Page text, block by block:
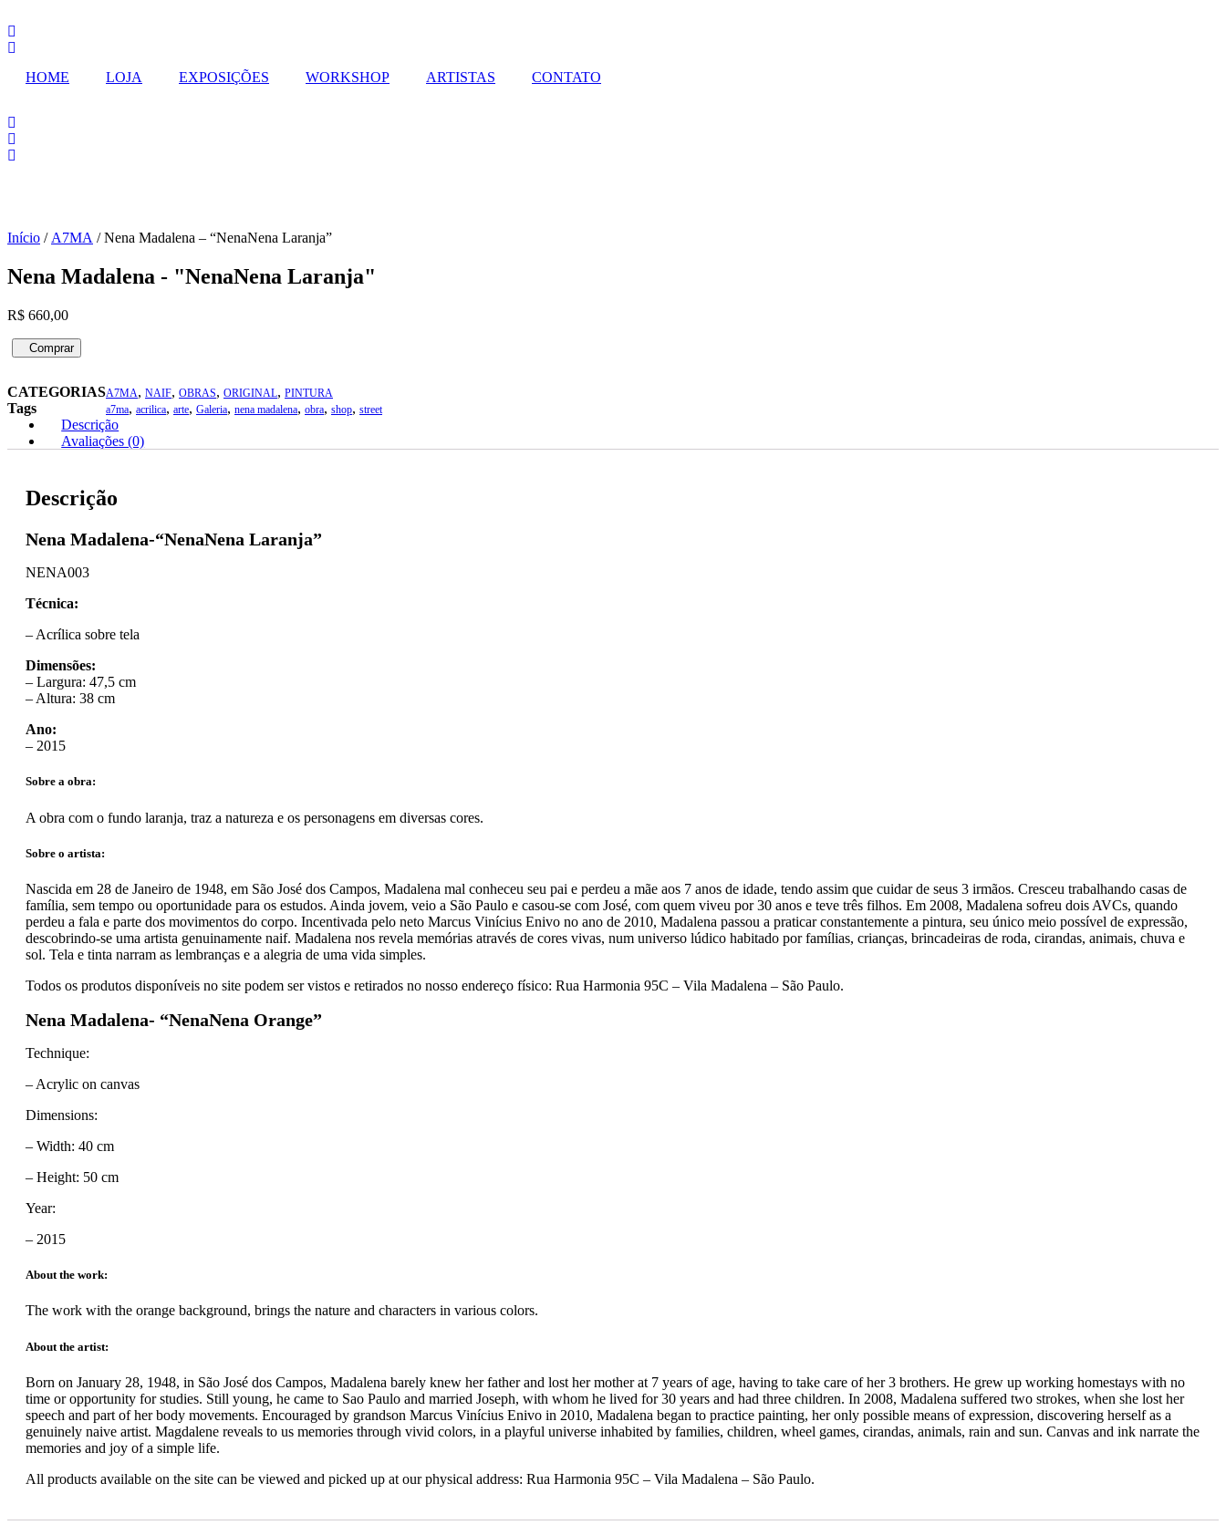
para
o
HOME
LOJA EXPOSIÇÕES WORKSHOP ARTISTAS CONTATO
Início / A7MA / Nena Madalena – “NenaNena Laranja”
Nena Madalena - "NenaNena Laranja"
R$ 660,00
Nena
Madalena
"NenaNena
Laranja"
quantidade
Comprar
CATEGORIASA7MA, NAIF, OBRAS, ORIGINAL, PINTURA
Tags a7ma, acrilica, arte, Galeria, nena madalena, obra, shop, street
Descrição
Avaliações (0)
Descrição
Nena Madalena-“NenaNena Laranja”
NENA003
Técnica:
– Acrílica sobre tela
Dimensões:
– Largura: 47,5 cm
– Altura: 38 cm
Ano:
– 2015
Sobre a obra:
A obra com o fundo laranja, traz a natureza e os personagens em diversas cores.
Sobre o artista:
Nascida em 28 de Janeiro de 1948, em São José dos Campos, Madalena mal conheceu seu pai e perdeu a mãe aos 7 anos de idade, tendo assim que cuidar de seus 3 irmãos. Cresceu trabalhando casas de
família, sem tempo ou oportunidade para os estudos. Ainda jovem, veio a São Paulo e casou-se com José, com quem viveu por 30 anos e teve três filhos. Em 2008, Madalena sofreu dois AVCs, quando
perdeu a fala e parte dos movimentos do corpo. Incentivada pelo neto Marcus Vinícius Enivo no ano de 2010, Madalena passou a praticar constantemente a pintura, seu único meio possível de expressão,
descobrindo-se uma artista genuinamente naif. Madalena nos revela memórias através de cores vivas, num universo lúdico habitado por famílias, crianças, brincadeiras de roda, cirandas, animais, chuva e
sol. Tela e tinta narram as lembranças e a alegria de uma vida simples.
Todos os produtos disponíveis no site podem ser vistos e retirados no nosso endereço físico: Rua Harmonia 95C – Vila Madalena – São Paulo.
Nena Madalena- “NenaNena Orange”
Technique:
– Acrylic on canvas
Dimensions:
– Width: 40 cm
– Height: 50 cm
Year:
– 2015
About the work:
The work with the orange background, brings the nature and characters in various colors.
About the artist:
Born on January 28, 1948, in São José dos Campos, Madalena barely knew her father and lost her mother at 7 years of age, having to take care of her 3 brothers. He grew up working homestays with no
time or opportunity for studies. Still young, he came to Sao Paulo and married Joseph, with whom he lived for 30 years and had three children. In 2008, Madalena suffered two strokes, when she lost her
speech and part of her body movements. Encouraged by grandson Marcus Vinícius Enivo in 2010, Madalena began to practice painting, her only possible means of expression, discovering herself as a
genuinely naive artist. Magdalene reveals to us memories through vivid colors, in a playful universe inhabited by families, children, wheel games, cirandas, animals, rain and sun. Canvas and ink narrate the
memories and joy of a simple life.
All products available on the site can be viewed and picked up at our physical address: Rua Harmonia 95C – Vila Madalena – São Paulo.